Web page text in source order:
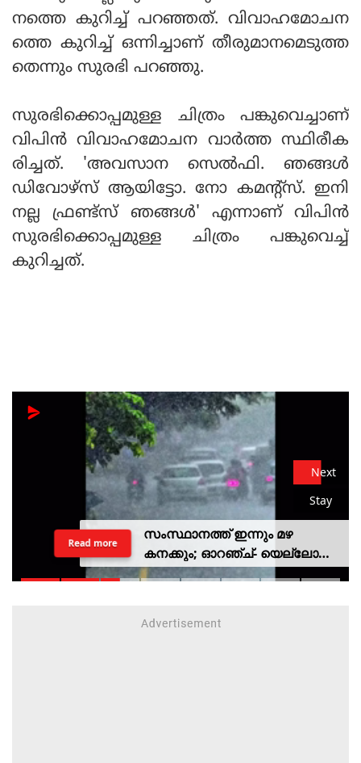
നത്തെ കുറിച്ച് പറഞ്ഞത്. വിവാഹമോചന
ത്തെ കുറിച്ച് ഒന്നിച്ചാണ് തീരുമാനമെടുത്ത
തെന്നും സുരഭി പറഞ്ഞു.
സുരഭിക്കൊപ്പമുള്ള ചിത്രം പങ്കുവെച്ചാണ്
വിപിന്‍ വിവാഹമോചന വാര്‍ത്ത സ്ഥിരീക
രിച്ചത്. 'അവസാന സെല്‍ഫി. ഞങ്ങള്‍
ഡിവോഴ്‌സ് ആയിട്ടോ. നോ കമന്റ്‌സ്. ഇനി
നല്ല ഫ്രണ്ട്‌സ് ഞങ്ങള്‍' എന്നാണ് വിപിന്‍
സുരഭിക്കൊപ്പമുള്ള ചിത്രം പങ്കുവെച്ച്
കുറിച്ചത്.
Next
Stay
സംസ്ഥാനത്ത് ഇന്നും മഴ
കനക്കും; ഓറഞ്ച്- യെല്ലോ
അലര്‍ട്ടുകള്‍ പ്രഖ്യാപിച്ചു
Read more